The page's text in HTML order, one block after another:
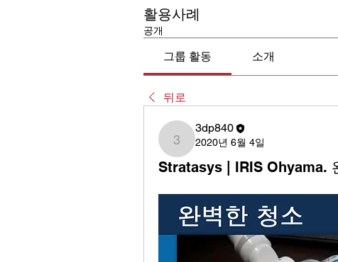
활용사례
공개
그룹 활동 소개
뒤로
3dp840
3dp840
2020년 6월 4일
Stratasys | IRIS Ohyama.